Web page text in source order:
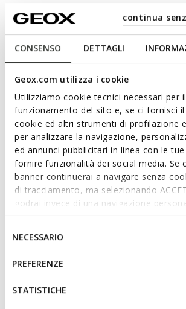
CONSENSO DETTAGLI
Geox.com utilizza i cookie
Utilizziamo cookie tecnici necessari per
funzionamento del sito e, se ci fornisci
cookie ed altri strumenti di profilazione
per analizzare la navigazione,
ed annunci pubblicitari in linea con le
fornire funzionalità dei social media. Se
banner continuerai a navigare senza
di tracciamento, ma selezionando
godrai invece di una navigazione
base dei tuoi gusti ed interessi.
IMPOSTAZIONI potrai anche scegliere
altri strumenti di tracciamento
informazioni o per modificare in
tue impostazioni, visita la nostra
del
consenso
NECESSARIO
PREFERENZE
STATISTICHE
continua
Damenstiefelette im Biker-Stil mit
Flair. Aus weichem Leder gefertigt, verfügt
schwarzen Oberschuh, der durch einen
bequem, verleiht Iridea den Alltagslooks
PRODUKTCODE:D66HRB00043C9999
Eigenschaften
Schnelles und einfaches Anziehen
Absatzhöhe: 4,5 cm / 1,8"
Reißverschluss
an Schuhgröße 37 EU